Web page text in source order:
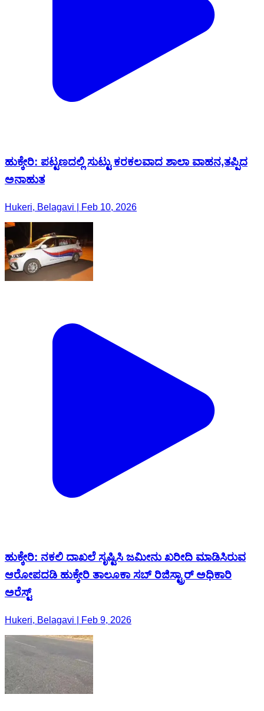
ಹುಕ್ಕೇರಿ: ಪಟ್ಟಣದಲ್ಲಿ ಸುಟ್ಟು ಕರಕಲವಾದ ಶಾಲಾ ವಾಹನ,ತಪ್ಪಿದ
ಅನಾಹುತ
Hukeri, Belagavi | Feb 10, 2026
ಹುಕ್ಕೇರಿ: ನಕಲಿ ದಾಖಲೆ ಸೃಷ್ಟಿಸಿ ಜಮೀನು ಖರೀದಿ ಮಾಡಿಸಿರುವ
ಆರೋಪದಡಿ ಹುಕ್ಕೇರಿ ತಾಲೂಕಾ ಸಬ್ ರಿಜಿಸ್ಟ್ರಾರ್ ಅಧಿಕಾರಿ
ಅರೆಸ್ಟ್
Hukeri, Belagavi | Feb 9, 2026